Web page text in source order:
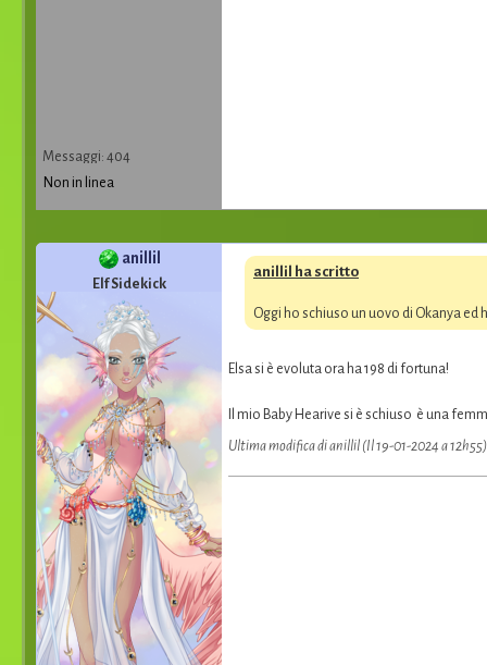
Messaggi: 404
Non in linea
anillil
Elf Sidekick
anillil ha scritto
Oggi ho schiuso un uovo di Okanya ed
Elsa si è evoluta ora ha 198 di fortuna!
Il mio Baby Hearive si è schiuso è una
Ultima modifica di anillil (Il 19-01-2024 a 12h55)